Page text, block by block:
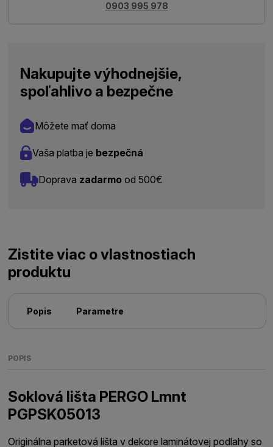
0903 995 978
Nakupujte výhodnejšie,
spoľahlivo a bezpečne
Môžete mať doma
Vaša platba je bezpečná
Doprava zadarmo od 500€
Zistite viac o vlastnostiach
produktu
Popis Parametre
POPIS
Soklová lišta PERGO Lmnt
PGPSK05013
Originálna parketová lišta v dekore laminátovej podlahy so